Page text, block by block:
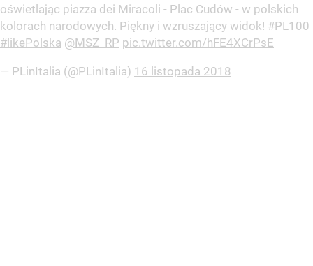
oświetlając piazza dei Miracoli - Plac Cudów - w polskich
kolorach narodowych. Piękny i wzruszający widok! #PL100
#likePolska @MSZ_RP pic.twitter.com/hFE4XCrPsE
— PLinItalia (@PLinItalia) 16 listopada 2018